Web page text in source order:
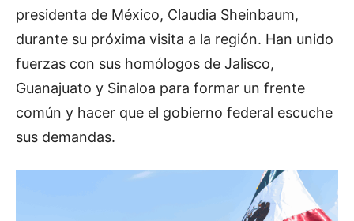
presidenta de México, Claudia Sheinbaum,
durante su próxima visita a la región. Han unido
fuerzas con sus homólogos de Jalisco,
Guanajuato y Sinaloa para formar un frente
común y hacer que el gobierno federal escuche
sus demandas.